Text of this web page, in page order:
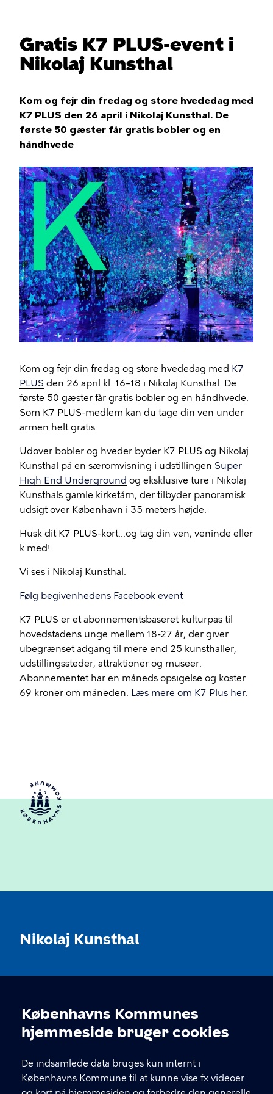
Cookieindstillinger
Københavns Kommunes
hjemmeside bruger cookies
De indsamlede data bruges kun internt i
Københavns Kommune til at kunne vise fx videoer
Gratis K7 PLUS-event i
Nikolaj Kunsthal
Kom og fejr din fredag og store hvededag med
K7 PLUS den 26 april i Nikolaj Kunsthal. De
første 50 gæster får gratis bobler og en
håndhvede
Kom og fejr din fredag og store hvededag med K7
PLUS den 26 april kl. 16–18 i Nikolaj Kunsthal. De
første 50 gæster får gratis bobler og en håndhvede.
Som K7 PLUS-medlem kan du tage din ven under
armen helt gratis
Udover bobler og hveder byder K7 PLUS og Nikolaj
Kunsthal på en særomvisning i udstillingen Super
High End Underground og eksklusive ture i Nikolaj
Kunsthals gamle kirketårn, der tilbyder panoramisk
udsigt over København i 35 meters højde.
Husk dit K7 PLUS-kort...og tag din ven, veninde eller
k med!
Vi ses i Nikolaj Kunsthal.
Følg begivenhedens Facebook event
K7 PLUS er et abonnementsbaseret kulturpas til
hovedstadens unge mellem 18-27 år, der giver
ubegrænset adgang til mere end 25 kunsthaller,
udstillingssteder, attraktioner og museer.
Abonnementet har en måneds opsigelse og koster
69 kroner om måneden. Læs mere om K7 Plus her.
Nikolaj Kunsthal
Nikolaj Plads 10, 1067 København
nikolajkunsthal@kff.kk.dk
EAN: 5798009780331